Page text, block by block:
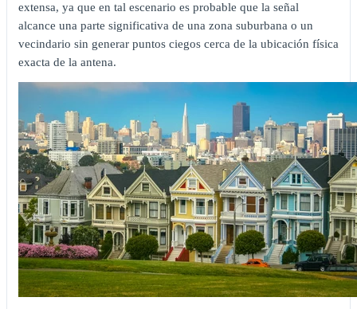
extensa, ya que en tal escenario es probable que la señal
alcance una parte significativa de una zona suburbana o un
vecindario sin generar puntos ciegos cerca de la ubicación física
exacta de la antena.